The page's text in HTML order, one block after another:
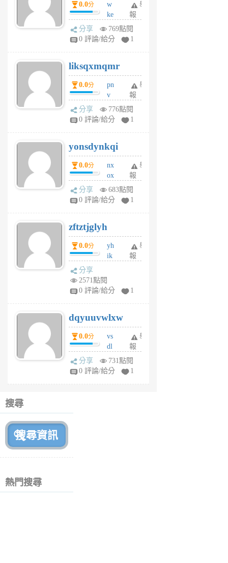
月
前
0.0分
w
ke
rv
pj
6
個
月
前
舉
報
分享
769點閱
0 評論/給分
1
liksqxmqmr
0.0分
pn
v
wt
sv
6
個
月
前
舉
報
分享
776點閱
0 評論/給分
1
yonsdynkqi
0.0分
nx
ox
rh
pe
月
前
舉
報
分享
683點閱
0 評論/給分
1
zftztjglyh
0.0分
yh
ik
tu
6
個
月
前
舉
報
分享
2571點閱
0 評論/給分
1
dqyuuvwlxw
0.0分
vs
dl
sq
fy
舉
報
分享
731點閱
0 評論/給分
1
搜尋
熱門搜尋